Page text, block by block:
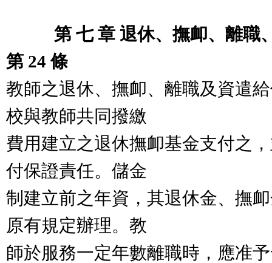
第 七 章 退休、撫卹、離職
第 24 條
教師之退休、撫卹、離職及資遣
校與教師共同撥繳
費用建立之退休撫卹基金支付之
付保證責任。儲金
制建立前之年資，其退休金、撫
原有規定辦理。教
師於服務一定年數離職時，應准